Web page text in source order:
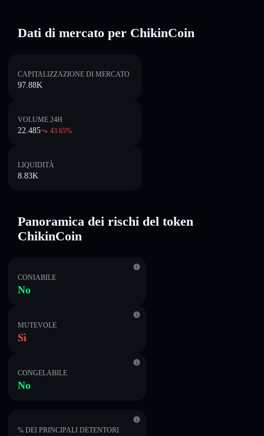
Dati di mercato per ChikinCoin
CAPITALIZZAZIONE DI MERCATO
97.88K
VOLUME 24H
22.485 43.65%
LIQUIDITÀ
8.83K
Panoramica dei rischi del token
ChikinCoin
CONIABILE
No
MUTEVOLE
Sì
CONGELABILE
No
% DEI PRINCIPALI DETENTORI